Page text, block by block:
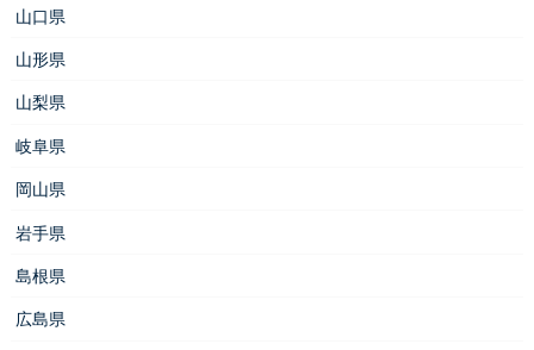
山口県
山形県
山梨県
岐阜県
岡山県
岩手県
島根県
広島県